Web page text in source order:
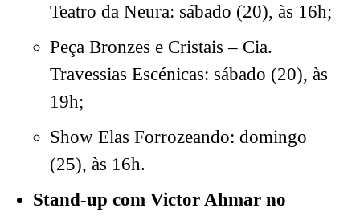
Teatro da Neura: sábado (20), às 16h;
Peça Bronzes e Cristais – Cia.
Travessias Escénicas: sábado (20), às
19h;
Show Elas Forrozeando: domingo
(25), às 16h.
Stand-up com Victor Ahmar no